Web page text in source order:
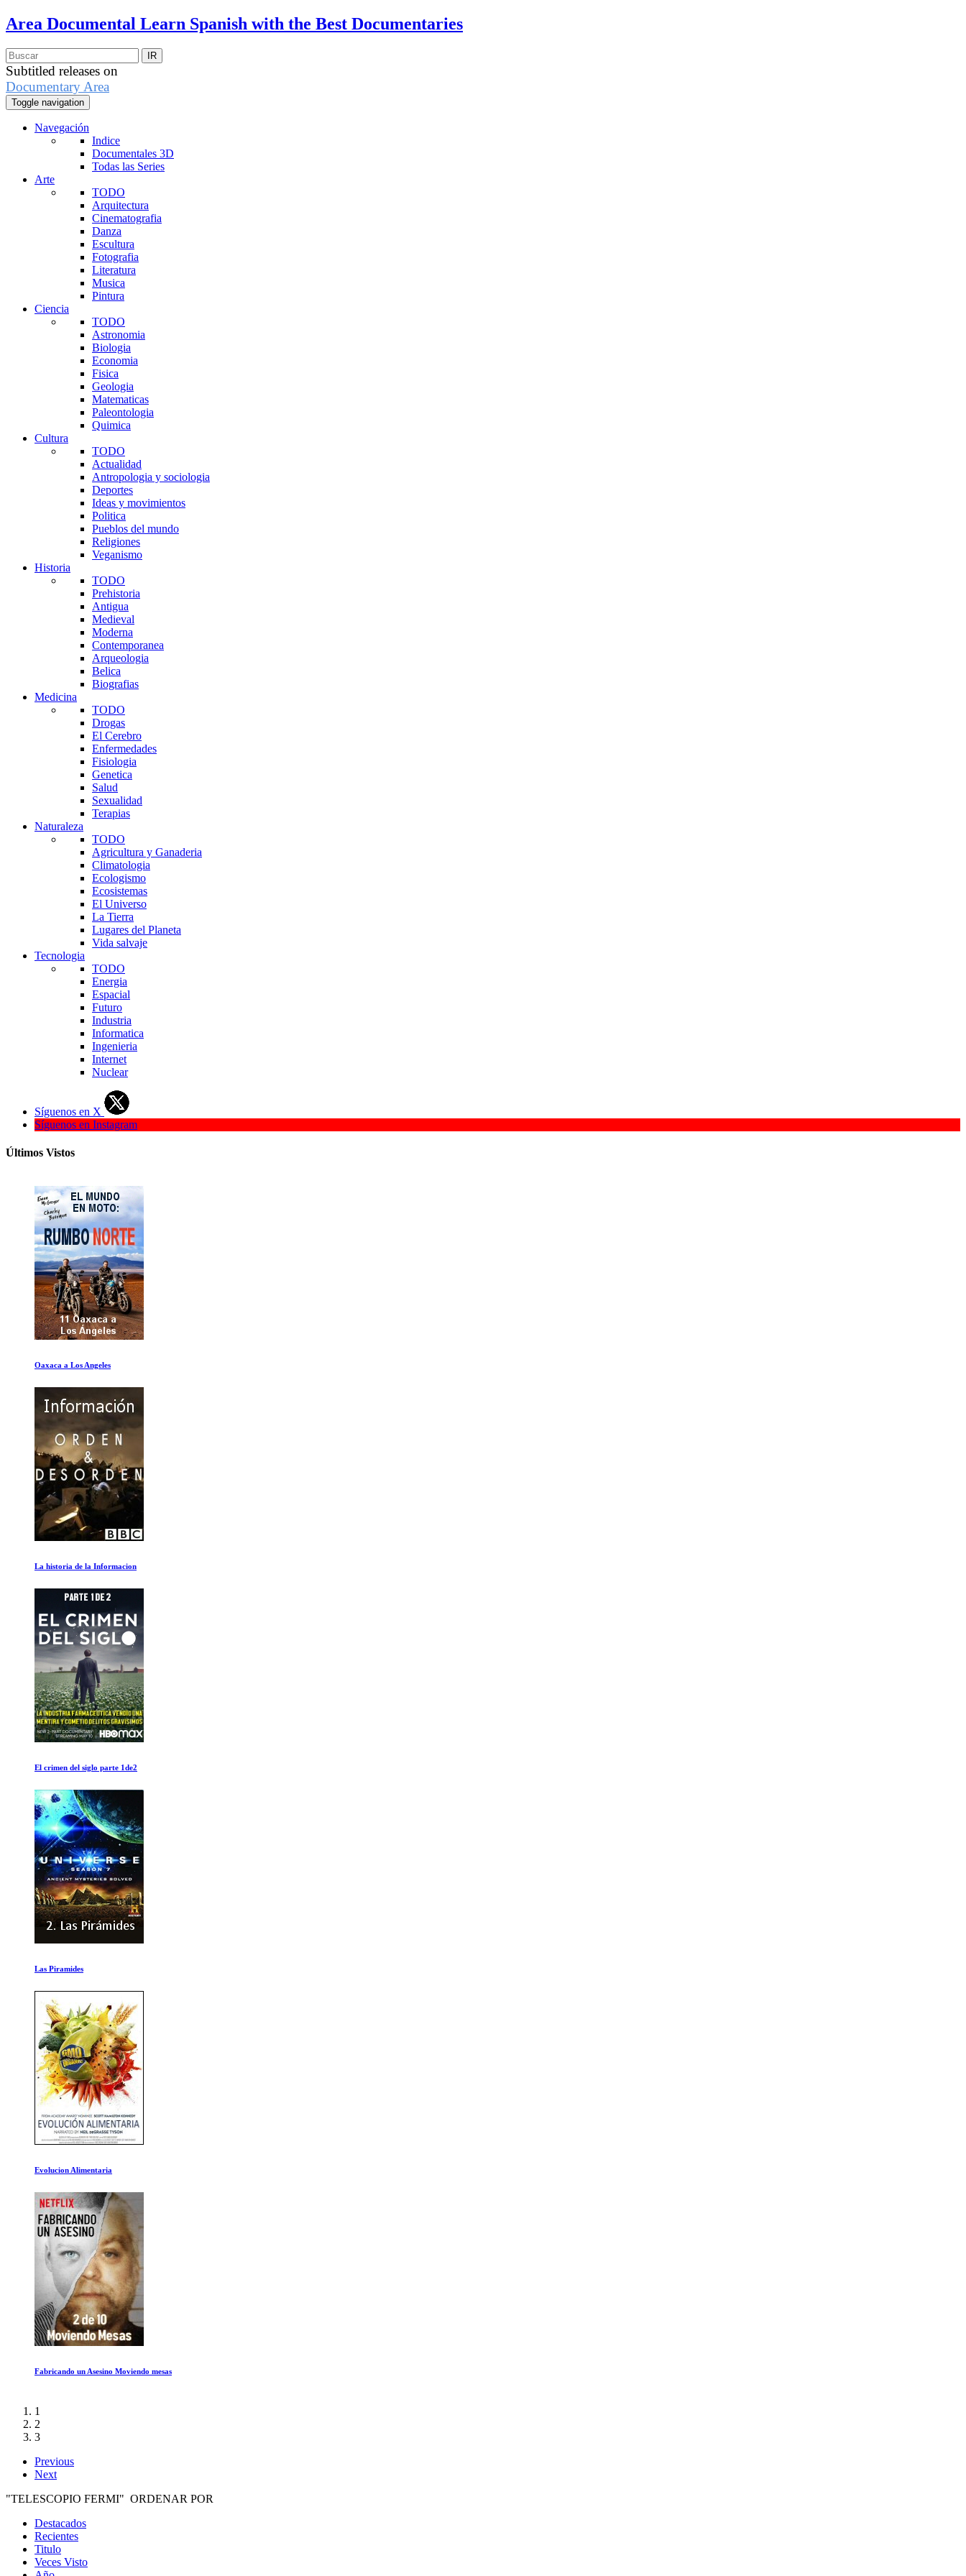
Area Documental Learn Spanish with the Best Documentaries
Subtitled releases on
Documentary Area
Toggle navigation
Navegación
Indice
Documentales 3D
Todas las Series
Arte
TODO
Arquitectura
Cinematografia
Danza
Escultura
Fotografia
Literatura
Musica
Pintura
Ciencia
TODO
Astronomia
Biologia
Economia
Fisica
Geologia
Matematicas
Paleontologia
Quimica
Cultura
TODO
Actualidad
Antropologia y sociologia
Deportes
Ideas y movimientos
Politica
Pueblos del mundo
Religiones
Veganismo
Historia
TODO
Prehistoria
Antigua
Medieval
Moderna
Contemporanea
Arqueologia
Belica
Biografias
Medicina
TODO
Drogas
El Cerebro
Enfermedades
Fisiologia
Genetica
Salud
Sexualidad
Terapias
Naturaleza
TODO
Agricultura y Ganaderia
Climatologia
Ecologismo
Ecosistemas
El Universo
La Tierra
Lugares del Planeta
Vida salvaje
Tecnologia
TODO
Energia
Espacial
Futuro
Industria
Informatica
Ingenieria
Internet
Nuclear
Síguenos en X
Síguenos en Instagram
Últimos Vistos
Como ser Warren Buffet
Titanic: La resurreccion digital
El Dawn Wall
14 Dias de Sangre
137 Disparos
Marty, la vida es corta
1
2
3
Previous
Next
"TELESCOPIO FERMI" ORDENAR POR
Destacados
Recientes
Titulo
Veces Visto